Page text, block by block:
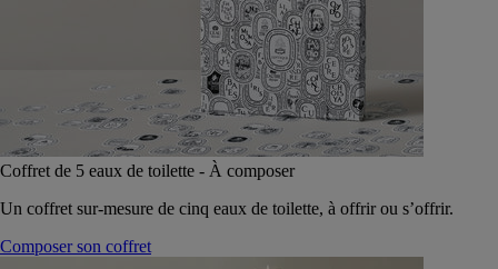
Coffret de 5 eaux de toilette - À composer
Un coffret sur-mesure de cinq eaux de toilette, à offrir ou s’offrir.
Composer son coffret